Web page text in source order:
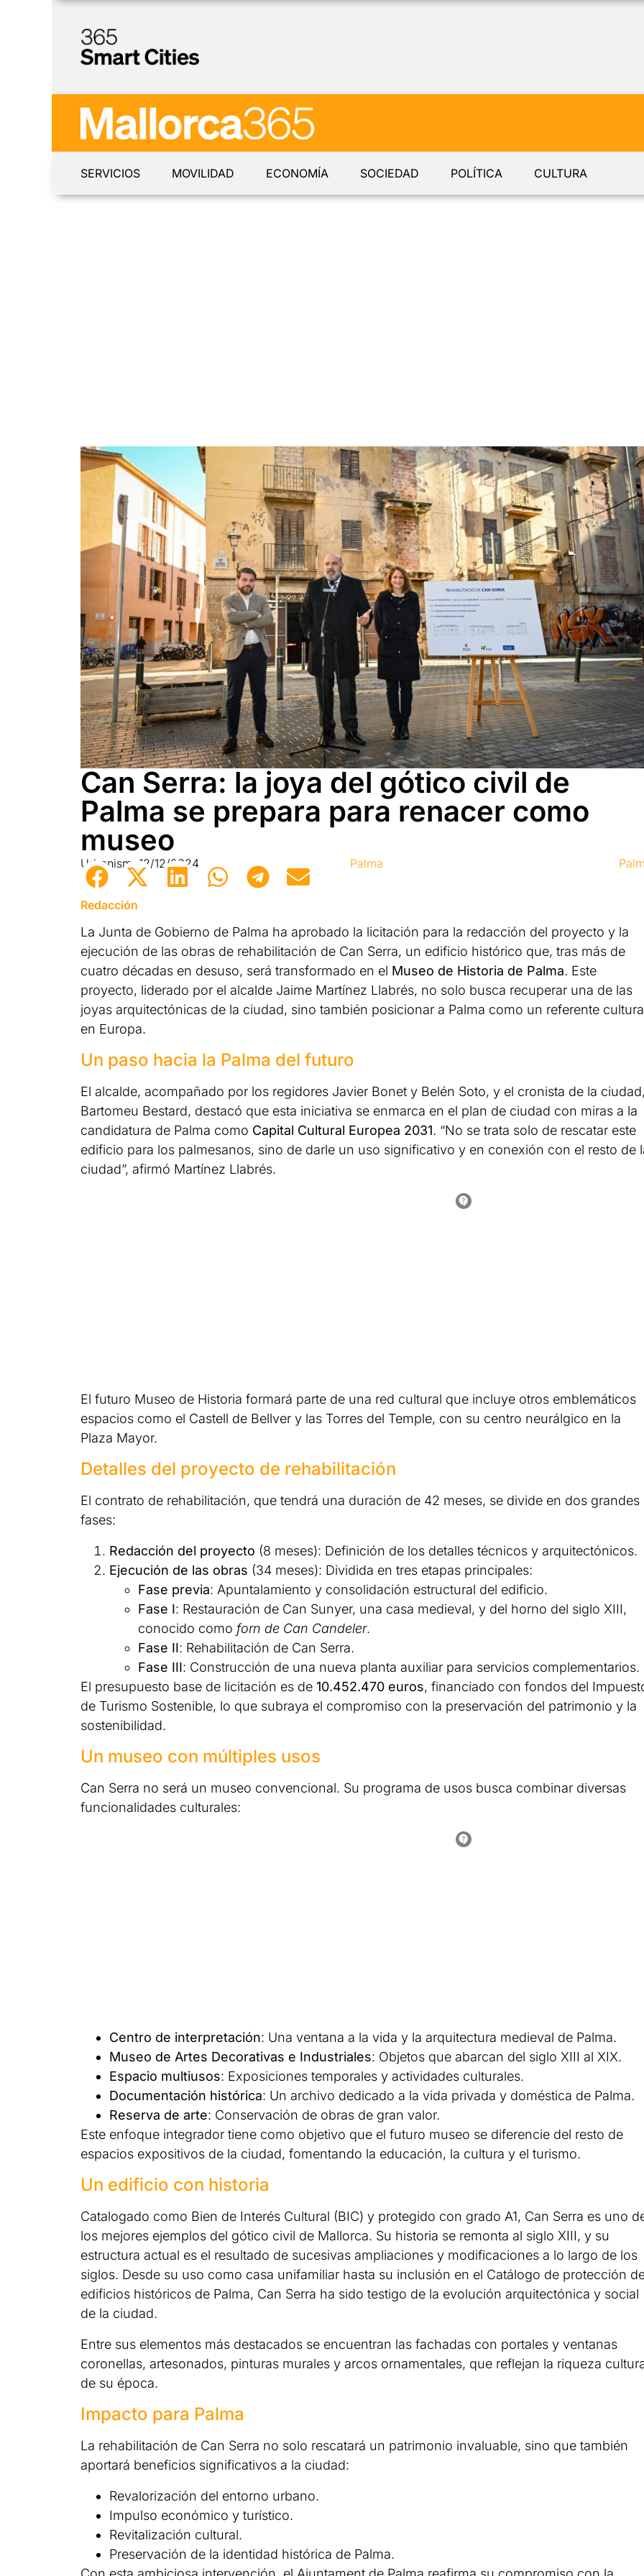
SERVICIOS MOVILIDAD ECONOMÍA SOCIEDAD POLÍTICA CULTURA
Can Serra: la joya del gótico civil de
Palma se prepara para renacer como
museo
Urbanismo 12/12/2024 Palma
Redacción
La Junta de Gobierno de Palma ha aprobado la licitación para la redacción del proyecto y la
ejecución de las obras de rehabilitación de Can Serra, un edificio histórico que, tras más de
cuatro décadas en desuso, será transformado en el Museo de Historia de Palma. Este
proyecto, liderado por el alcalde Jaime Martínez Llabrés, no solo busca recuperar una de las
joyas arquitectónicas de la ciudad, sino también posicionar a Palma como un referente
en Europa.
Un paso hacia la Palma del futuro
El alcalde, acompañado por los regidores Javier Bonet y Belén Soto, y el cronista de la
Bartomeu Bestard, destacó que esta iniciativa se enmarca en el plan de ciudad con miras a la
candidatura de Palma como Capital Cultural Europea 2031. “No se trata solo de rescatar este
edificio para los palmesanos, sino de darle un uso significativo y en conexión con el resto de
ciudad”, afirmó Martínez Llabrés.
El futuro Museo de Historia formará parte de una red cultural que incluye otros emblemáticos
espacios como el Castell de Bellver y las Torres del Temple, con su centro neurálgico en la
Plaza Mayor.
Detalles del proyecto de rehabilitación
El contrato de rehabilitación, que tendrá una duración de 42 meses, se divide en dos grandes
fases:
Redacción del proyecto (8 meses): Definición de los detalles técnicos y arquitectónicos.
Ejecución de las obras (34 meses): Dividida en tres etapas principales:
Fase previa: Apuntalamiento y consolidación estructural del edificio.
Fase I: Restauración de Can Sunyer, una casa medieval, y del horno del siglo XIII,
conocido como forn de Can Candeler.
Fase II: Rehabilitación de Can Serra.
Fase III: Construcción de una nueva planta auxiliar para servicios complementarios.
El presupuesto base de licitación es de 10.452.470 euros, financiado con fondos del
de Turismo Sostenible, lo que subraya el compromiso con la preservación del patrimonio y la
sostenibilidad.
Un museo con múltiples usos
Can Serra no será un museo convencional. Su programa de usos busca combinar diversas
funcionalidades culturales:
Centro de interpretación: Una ventana a la vida y la arquitectura medieval de Palma.
Museo de Artes Decorativas e Industriales: Objetos que abarcan del siglo XIII al XIX.
Espacio multiusos: Exposiciones temporales y actividades culturales.
Documentación histórica: Un archivo dedicado a la vida privada y doméstica de Palma.
Reserva de arte: Conservación de obras de gran valor.
Este enfoque integrador tiene como objetivo que el futuro museo se diferencie del resto de
espacios expositivos de la ciudad, fomentando la educación, la cultura y el turismo.
Un edificio con historia
Catalogado como Bien de Interés Cultural (BIC) y protegido con grado A1, Can Serra es uno
los mejores ejemplos del gótico civil de Mallorca. Su historia se remonta al siglo XIII, y su
estructura actual es el resultado de sucesivas ampliaciones y modificaciones a lo largo de los
siglos. Desde su uso como casa unifamiliar hasta su inclusión en el Catálogo de protección
edificios históricos de Palma, Can Serra ha sido testigo de la evolución arquitectónica y social
de la ciudad.
Entre sus elementos más destacados se encuentran las fachadas con portales y ventanas
coronellas, artesonados, pinturas murales y arcos ornamentales, que reflejan la riqueza
de su época.
Impacto para Palma
La rehabilitación de Can Serra no solo rescatará un patrimonio invaluable, sino que también
aportará beneficios significativos a la ciudad:
Revalorización del entorno urbano.
Impulso económico y turístico.
Revitalización cultural.
Preservación de la identidad histórica de Palma.